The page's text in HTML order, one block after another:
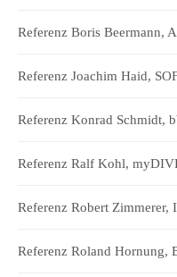
Referenz Boris Beermann,
Referenz Joachim Haid,
Referenz Konrad Schmidt,
Referenz Ralf Kohl,
Referenz Robert Zimmerer,
Referenz Roland Hornung,